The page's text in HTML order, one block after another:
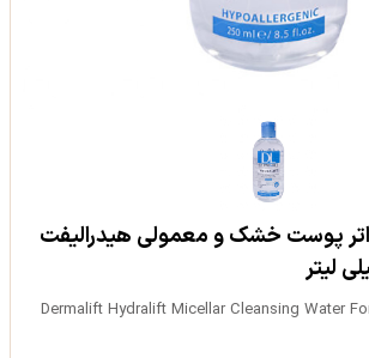
پوست خشک و معمولی هیدرالیفت
Dermalift Hydralift Micellar Cleansing Water